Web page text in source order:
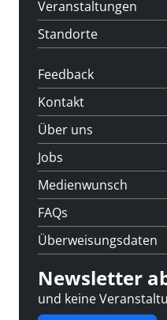
Veranstaltungen
Standorte
Feedback
Kontakt
Über uns
Jobs
Medienwunsch
FAQs
Überweisungsdaten
Newsletter
und keine